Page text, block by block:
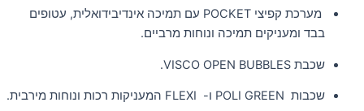
מערכת קפיצי POCKET עם תמיכה אינדיבידואלית, עטופים
בבד ומעניקים תמיכה ונוחות מרביים.
שכבת VISCO OPEN BUBBLES.
שכבות POLI GREEN ו- FLEXI המעניקות רכות ונוחות מירבית.